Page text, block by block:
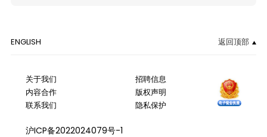
ENGLISH 返回顶部
关于我们
内容合作
联系我们
招聘信息
版权声明
隐私保护
沪ICP备2022024079号-1